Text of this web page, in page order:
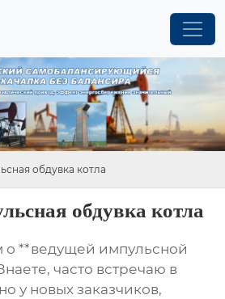
обдувка котла
обдувка котла
о **ведущей импульсной
часто встречаю в
у новых заказчиков,